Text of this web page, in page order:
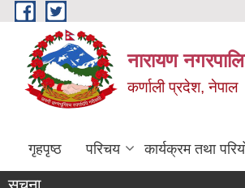
Skip to main content
नारायण
कर्णाली प्रदेश, नेपाल
गृहपृष्ठ परिचय कार्यक्रम तथा